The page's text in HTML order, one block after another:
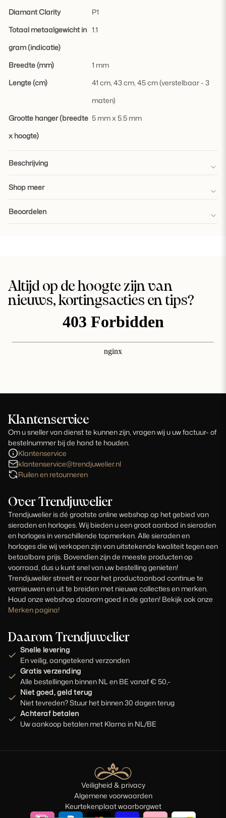
Diamant Clarity
P1
Totaal metaalgewicht in
gram (indicatie)
1.1
Breedte (mm)
1 mm
Lengte (cm)
41 cm, 43 cm, 45 cm (verstelbaar - 3
maten)
Grootte hanger (breedte
x hoogte)
5 mm x 5.5 mm
Beschrijving
Shop meer
Beoordelen
Altijd op de hoogte zijn van
nieuws, kortingsacties en tips?
Klantenservice
Om u sneller van dienst te kunnen zijn, vragen wij u uw factuur- of
bestelnummer bij de hand te houden.
Klantenservice
klantenservice@trendjuwelier.nl
Ruilen en retourneren
Over Trendjuwelier
Trendjuwelier is dé grootste online webshop op het gebied van
sieraden en horloges. Wij bieden u een groot aanbod in sieraden
en horloges in verschillende topmerken. Alle sieraden en
horloges die wij verkopen zijn van uitstekende kwaliteit tegen een
betaalbare prijs. Bovendien zijn de meeste producten op
voorraad, dus u kunt snel van uw bestelling genieten!
Trendjuwelier streeft er naar het productaanbod continue te
vernieuwen en uit te breiden met nieuwe collecties en merken.
Houd onze webshop daarom goed in de gaten! Bekijk ook onze
Merken pagina!
Daarom Trendjuwelier
Snelle levering
En veilig, aangetekend verzonden
Gratis verzending
Alle bestellingen binnen NL en BE vanaf € 50,-
Niet goed, geld terug
Niet tevreden? Stuur het binnen 30 dagen terug
Achteraf betalen
Uw aankoop betalen met Klarna in NL/BE
Veiligheid & privacy
Algemene voorwaarden
Keurtekenplaat waarborgwet